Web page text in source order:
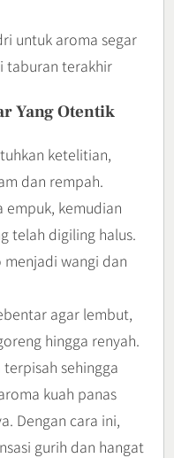
untuk aroma segar
taburan terakhir
Yang Otentik
ketelitian,
dan rempah.
empuk, kemudian
telah digiling halus.
wangi dan
agar lembut,
hingga renyah.
sehingga
kuah panas
Dengan cara ini,
gurih dan hangat